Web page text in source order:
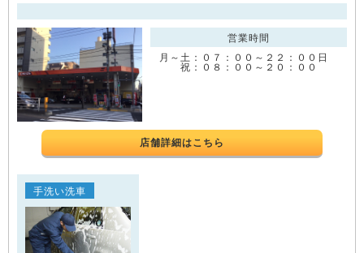
営業時間
月～土：０７：００～２２：００日
祝：０８：００～２０：００
店舗詳細はこちら
手洗い洗車